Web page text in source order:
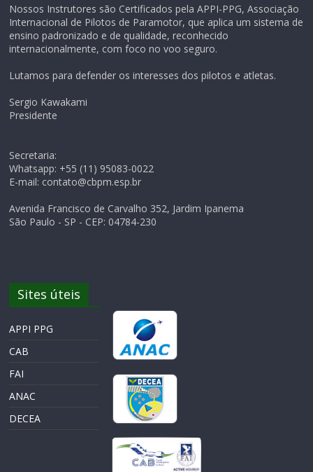
Nossos Instrutores são Certificados pela APPI-PPG, Associação
Internacional de Pilotos de Paramotor, que aplica um sistema de
ensino padronizado e de qualidade, reconhecido
internacionalmente, com foco no voo seguro.
Lutamos para defender os interesses dos pilotos e atletas.
Sergio Kawakami
Presidente
Secretaria:
Whatsapp: +55 (11) 95083-0022
E-mail: contato@cbpm.esp.br
Avenida Francisco de Carvalho 352, Jardim Ipanema
São Paulo - SP - CEP: 04784-230
Sites úteis
APPI PPG
CAB
FAI
ANAC
DECEA